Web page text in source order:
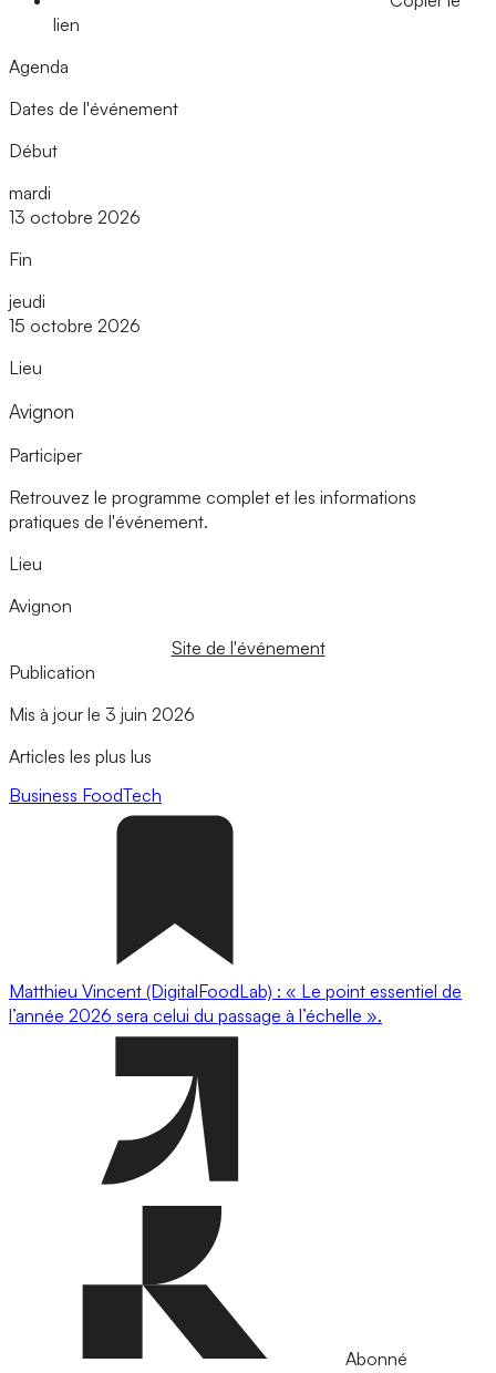
lien
Agenda
Dates de l'événement
Début
mardi
13 octobre 2026
Fin
jeudi
15 octobre 2026
Lieu
Avignon
Participer
Retrouvez le programme complet et les informations
pratiques de l'événement.
Lieu
Avignon
Site de l'événement
Publication
Mis à jour le 3 juin 2026
Articles les plus lus
Business FoodTech
Matthieu Vincent (DigitalFoodLab) : « Le point essentiel de
l’année 2026 sera celui du passage à l’échelle ».
Abonné